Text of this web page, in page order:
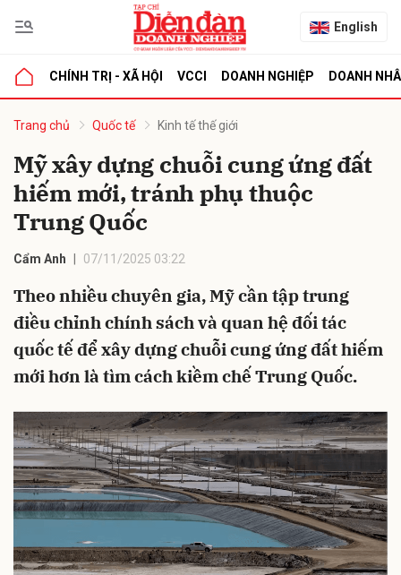
English
CHÍNH TRỊ - XÃ HỘI VCCI DOANH NGHIỆP DOANH
Trang chủ Quốc tế Kinh tế thế giới
Mỹ xây dựng chuỗi cung ứng đất
hiếm mới, tránh phụ thuộc
Trung Quốc
Cẩm Anh 07/11/2025 03:22
Theo nhiều chuyên gia, Mỹ cần tập trung
điều chỉnh chính sách và quan hệ đối tác
quốc tế để xây dựng chuỗi cung ứng đất hiếm
mới hơn là tìm cách kiềm chế Trung Quốc.
luận
Hủy